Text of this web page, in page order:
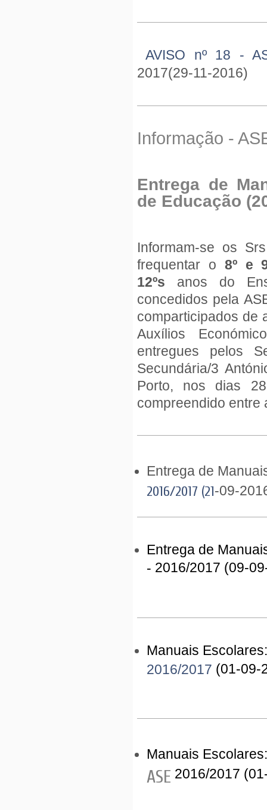
AVISO nº 18 -
2017(29-11-2016)
Informação -
Entrega de
de Educação
Informam-se os
frequentar o 8º e
12ºs anos do
concedidos pela
comparticipados de
Auxílios
entregues pelos
Secundária/3
Porto, nos dias
compreendido entre
Entrega de
2016/2017 (21-09-
Entrega de
- 2016/2017 (09-
Manuais
2016/2017 (01-09-
Manuais Escolares:
ASE 2016/2017